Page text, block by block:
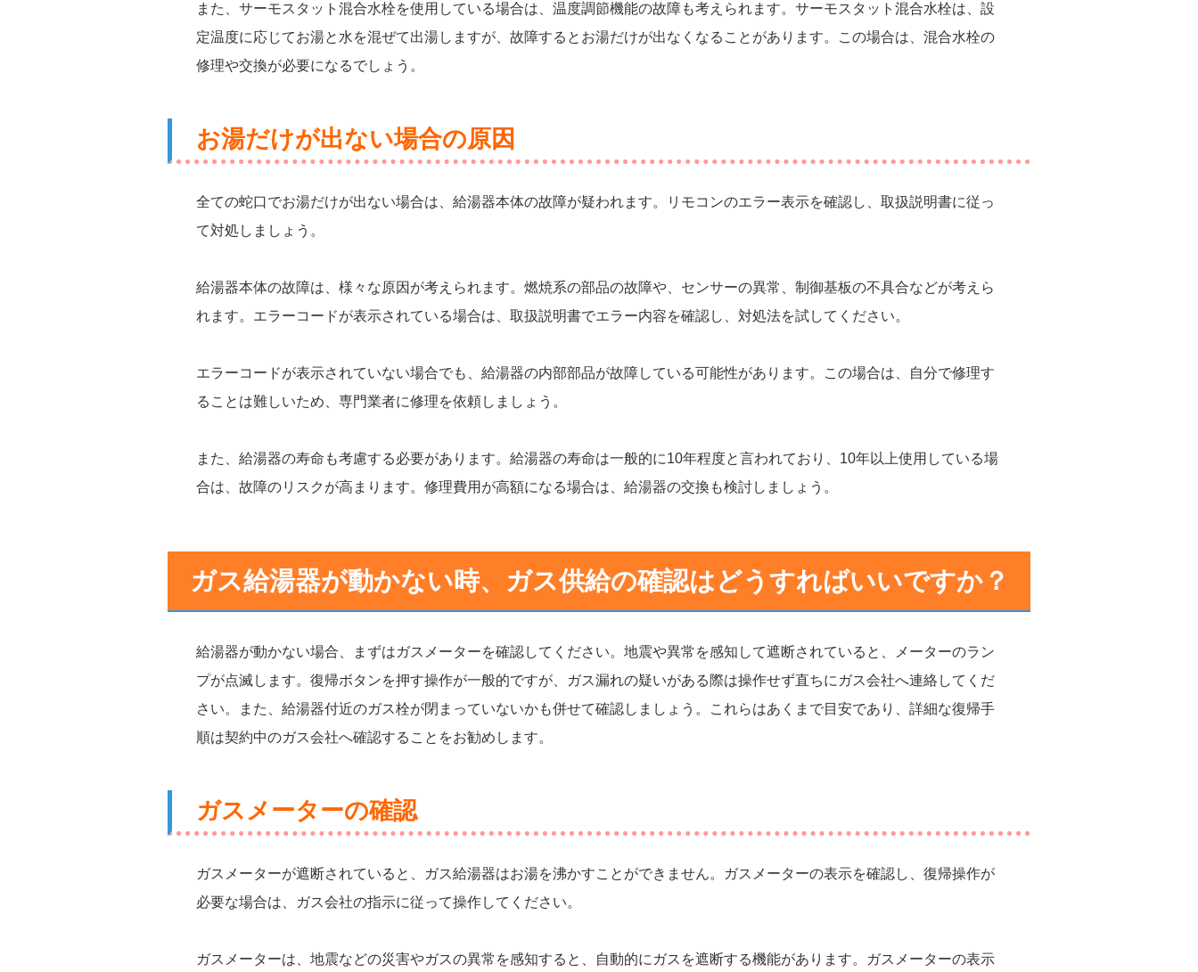
また、サーモスタット混合水栓を使用している場合は、温度調節機能の故障も考えられます。サーモスタット混合水栓は、設
定温度に応じてお湯と水を混ぜて出湯しますが、故障するとお湯だけが出なくなることがあります。この場合は、混合水栓の
修理や交換が必要になるでしょう。
お湯だけが出ない場合の原因
全ての蛇口でお湯だけが出ない場合は、給湯器本体の故障が疑われます。リモコンのエラー表示を確認し、取扱説明書に従っ
て対処しましょう。
給湯器本体の故障は、様々な原因が考えられます。燃焼系の部品の故障や、センサーの異常、制御基板の不具合などが考えら
れます。エラーコードが表示されている場合は、取扱説明書でエラー内容を確認し、対処法を試してください。
エラーコードが表示されていない場合でも、給湯器の内部部品が故障している可能性があります。この場合は、自分で修理す
ることは難しいため、専門業者に修理を依頼しましょう。
また、給湯器の寿命も考慮する必要があります。給湯器の寿命は一般的に10年程度と言われており、10年以上使用している場
合は、故障のリスクが高まります。修理費用が高額になる場合は、給湯器の交換も検討しましょう。
ガス給湯器が動かない時、ガス供給の確認はどうすればいいですか？
給湯器が動かない場合、まずはガスメーターを確認してください。地震や異常を感知して遮断されていると、メーターのラン
プが点滅します。復帰ボタンを押す操作が一般的ですが、ガス漏れの疑いがある際は操作せず直ちにガス会社へ連絡してくだ
さい。また、給湯器付近のガス栓が閉まっていないかも併せて確認しましょう。これらはあくまで目安であり、詳細な復帰手
順は契約中のガス会社へ確認することをお勧めします。
ガスメーターの確認
ガスメーターが遮断されていると、ガス給湯器はお湯を沸かすことができません。ガスメーターの表示を確認し、復帰操作が
必要な場合は、ガス会社の指示に従って操作してください。
ガスメーターは、地震などの災害やガスの異常を感知すると、自動的にガスを遮断する機能があります。ガスメーターの表示